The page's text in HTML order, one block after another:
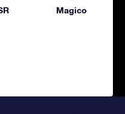
Magico